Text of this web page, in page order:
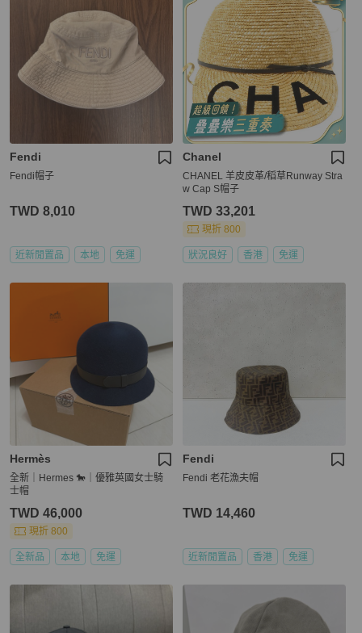
Fendi
Fendi帽子
TWD 8,010
近新閒置品 本地 免運
Chanel
CHANEL 羊皮皮革/稻草Runway Stra
w Cap S帽子
TWD 33,201
現折 800
狀況良好 香港 免運
Hermès
全新｜Hermes 🐎｜優雅英國女士騎
士帽
TWD 46,000
現折 800
全新品 本地 免運
Fendi
Fendi 老花漁夫帽
TWD 14,460
近新閒置品 香港 免運